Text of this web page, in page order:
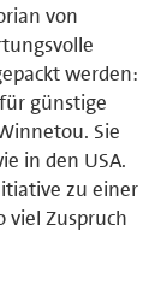
von
werden:
günstige
Sie
in den USA.
zu einer
Zuspruch